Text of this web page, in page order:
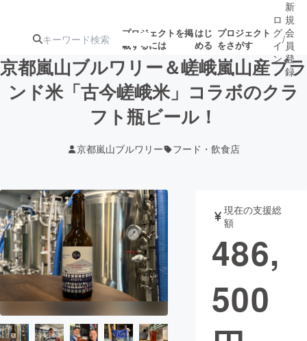
プロジェクトを掲
載するには
はじ
める
プロジェクト
をさがす
注目のリ 注目の新着プロ募集終了が近いプ
テクノロジー・ガジェット
映像・映画 書籍・雑誌
ビジネス・起業 チャレンジ
まちづくり・地域活性化
ロ
グ
イ
ン
/
新
規
会
員
登
録
京都嵐山ブルワリー＆嵯峨嵐山産ブラ
ンド米「古今嵯峨米」コラボのクラ
フト瓶ビール！
京都嵐山ブルワリー フード・飲食店
現在の支援総
額
486,
500